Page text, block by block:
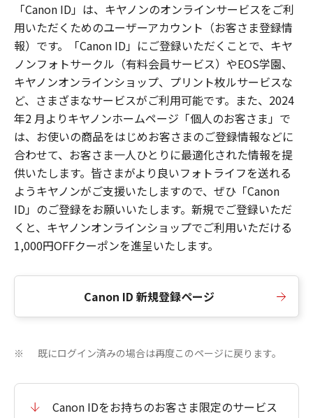
「Canon ID」は、キヤノンのオンラインサービスをご利
用いただくためのユーザーアカウント（お客さま登録情
報）です。「Canon ID」にご登録いただくことで、キヤ
ノンフォトサークル（有料会員サービス）やEOS学園、
キヤノンオンラインショップ、プリント枚ルサービスな
ど、さまざまなサービスがご利用可能です。また、2024
年2 月よりキヤノンホームページ「個人のお客さま」で
は、お使いの商品をはじめお客さまのご登録情報などに
合わせて、お客さま一人ひとりに最適化された情報を提
供いたします。皆さまがより良いフォトライフを送れる
ようキヤノンがご支援いたしますので、ぜひ「Canon
ID」のご登録をお願いいたします。新規でご登録いただ
くと、キヤノンオンラインショップでご利用いただける
1,000円OFFクーポンを進呈いたします。
Canon ID 新規登録ページ
※ 既にログイン済みの場合は再度このページに戻ります。
Canon IDをお持ちのお客さま限定のサービス